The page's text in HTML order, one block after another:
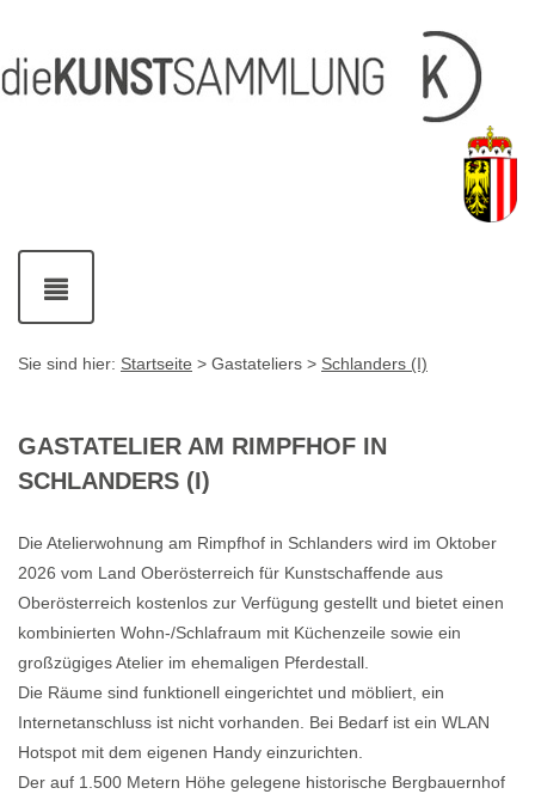
[1]
[2]
Links
[3]
mit
Kontaktdaten
Navigation
ein-
und
Sie sind hier: Startseite > Gastateliers > Schlanders (I)
GASTATELIER AM RIMPFHOF IN
SCHLANDERS (I)
Die Atelierwohnung am Rimpfhof in Schlanders wird im Oktober
2026 vom Land Oberösterreich für Kunstschaffende aus
Oberösterreich kostenlos zur Verfügung gestellt und bietet einen
kombinierten Wohn-/Schlafraum mit Küchenzeile sowie ein
großzügiges Atelier im ehemaligen Pferdestall.
Die Räume sind funktionell eingerichtet und möbliert, ein
Internetanschluss ist nicht vorhanden. Bei Bedarf ist ein WLAN
Hotspot mit dem eigenen Handy einzurichten.
Der auf 1.500 Metern Höhe gelegene historische Bergbauernhof